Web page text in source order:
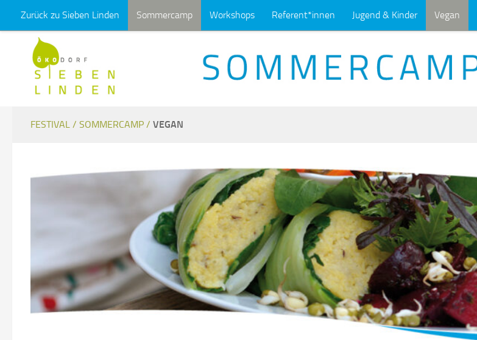
Unter dem Inhalt
Zurück zu Sieben Linden Sommercamp Workshops Referent*innen Jugend & Kinder Vegan
FESTIVAL / SOMMERCAMP / VEGAN